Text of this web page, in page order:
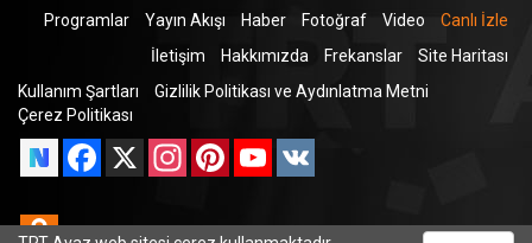
Programlar Yayın Akışı Haber Fotoğraf Video
Canlı İzle
İletişim
Hakkımızda Frekanslar
Site Haritası
Kullanım Şartları
Gizlilik Politikası ve Aydınlatma Metni
Çerez Politikası
Facebook
X InstagramPinterestYouTube
Odnoklassniki